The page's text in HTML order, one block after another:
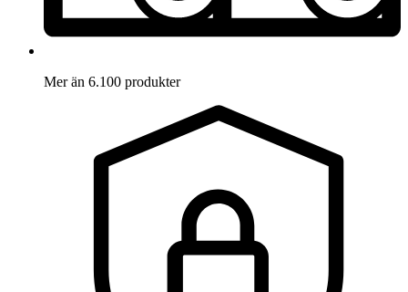
Mer än 6.100 produkter